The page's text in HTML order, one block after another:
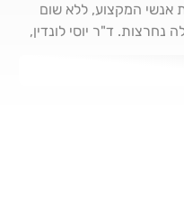
אנשי המקצוע, ללא שום
ד"ר יוסי לונדין,
לנו להבין כיצד